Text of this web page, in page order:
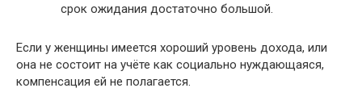
срок ожидания достаточно большой.
Если у женщины имеется хороший уровень дохода, или
она не состоит на учёте как социально нуждающаяся,
компенсация ей не полагается.